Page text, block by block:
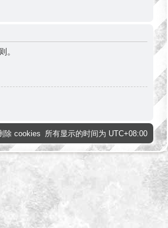
。
所有显示的时间为 UTC+08:00
除 cookies